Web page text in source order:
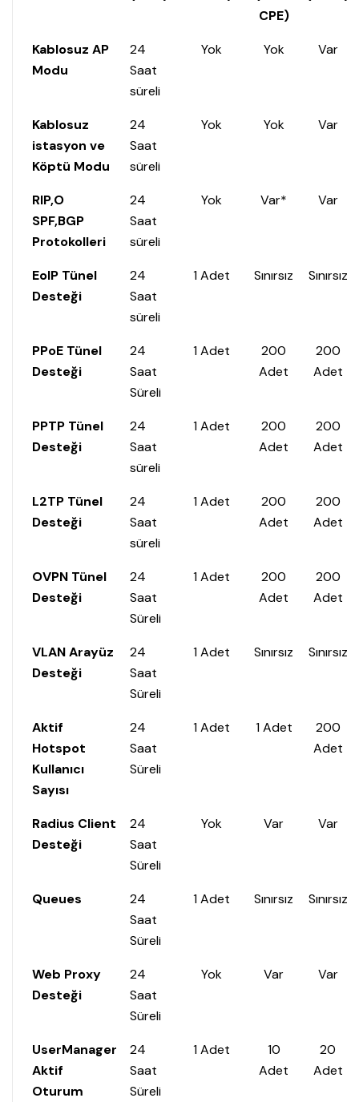
CPE)
Kablosuz AP
Modu
24
Saat
süreli
Yok Yok Var
Kablosuz
istasyon ve
Köptü Modu
24
Saat
süreli
Yok Yok Var
RIP,O
SPF,BGP
Protokolleri
24
Saat
süreli
Yok Var* Var
EoIP Tünel
Desteği
24
Saat
süreli
1 Adet Sınırsız Sınırsız
PPoE Tünel
Desteği
24
Saat
Süreli
1 Adet
200
Adet
200
Adet
PPTP Tünel
Desteği
24
Saat
süreli
1 Adet
200
Adet
200
Adet
L2TP Tünel
Desteği
24
Saat
süreli
1 Adet
200
Adet
200
Adet
OVPN Tünel
Desteği
24
Saat
Süreli
1 Adet
200
Adet
200
Adet
VLAN Arayüz
Desteği
24
Saat
Süreli
1 Adet Sınırsız Sınırsız
Aktif
Hotspot
Kullanıcı
Sayısı
24
Saat
Süreli
1 Adet 1 Adet
200
Adet
Radius Client
Desteği
24
Saat
Süreli
Yok Var Var
Queues
24
Saat
Süreli
1 Adet Sınırsız Sınırsız
Web Proxy
Desteği
24
Saat
Süreli
Yok Var Var
UserManager
Aktif
Oturum
24
Saat
Süreli
1 Adet
10
Adet
20
Adet